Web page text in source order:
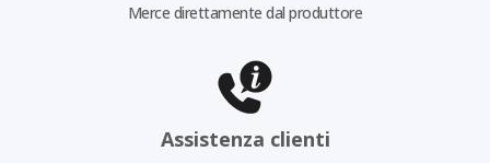
Merce direttamente dal produttore
Assistenza clienti